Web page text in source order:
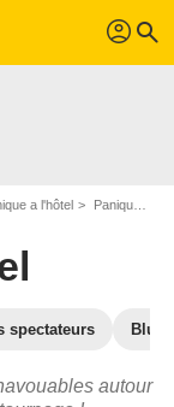
profil search
a l'hôtel Panique a l'hôtel : les secrets du tournage
spectateurs Blu-
autour